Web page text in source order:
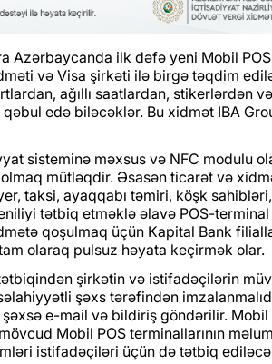
Azərbaycanda ilk dəfə yeni Mobil
və Visa şirkəti ilə birgə təqdim
ağıllı saatlardan, stikerlərdən
edə biləcəklər. Bu xidmət IBA
sisteminə məxsus və NFC modulu
mütləqdir. Əsasən ticarət və
taksi, ayaqqabı təmiri, köşk
tətbiq etməklə əlavə POS-
qoşulmaq üçün Kapital Bank
olaraq pulsuz həyata keçirmək olar.
şirkətin və istifadəçilərin
şəxs tərəfindən
e-mail və bildiriş göndərilir.
Mobil POS terminallarının
istifadəçiləri üçün də tətbiq